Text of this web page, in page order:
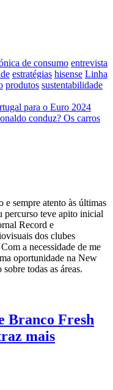
de consumo entrevista
estratégias hisense Linha
produtos sustentabilidade
para o Euro 2024
conduz? Os carros
sempre atento às últimas
percurso teve apito inicial
Record e
dos clubes
a necessidade de me
oportunidade na New
todas as áreas.
Branco Fresh
mais